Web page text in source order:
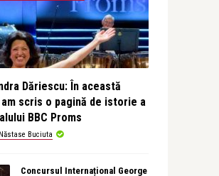
Dăriescu: În această
scris o pagină de istorie a
BBC Proms
Buciuta
Concursul Internațional George